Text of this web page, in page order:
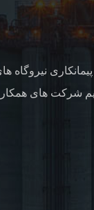
نیروگاه